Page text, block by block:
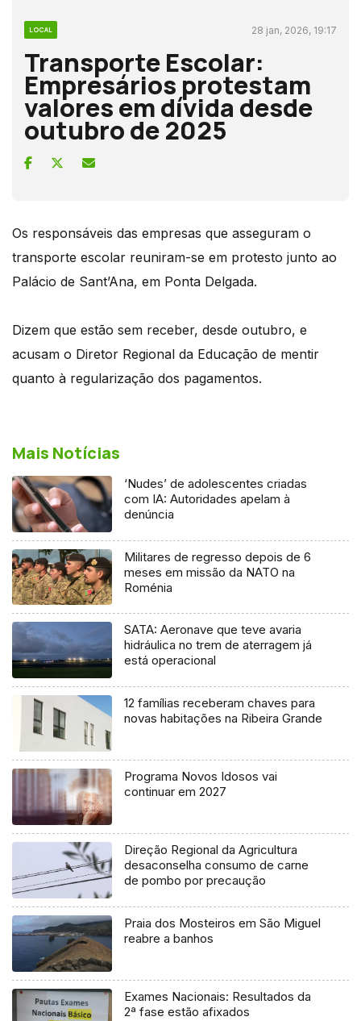
LOCAL 28 jan, 2026, 19:17
Transporte Escolar:
Empresários protestam
valores em dívida desde
outubro de 2025
Os responsáveis das empresas que asseguram o
transporte escolar reuniram-se em protesto junto ao
Palácio de Sant’Ana, em Ponta Delgada.
Dizem que estão sem receber, desde outubro, e
acusam o Diretor Regional da Educação de mentir
quanto à regularização dos pagamentos.
Mais Notícias
‘Nudes’ de adolescentes criadas
com IA: Autoridades apelam à
denúncia
Militares de regresso depois de 6
meses em missão da NATO na
Roménia
SATA: Aeronave que teve avaria
hidráulica no trem de aterragem já
está operacional
12 famílias receberam chaves para
novas habitações na Ribeira Grande
Programa Novos Idosos vai
continuar em 2027
Direção Regional da Agricultura
desaconselha consumo de carne
de pombo por precaução
Praia dos Mosteiros em São Miguel
reabre a banhos
Exames Nacionais: Resultados da
2ª fase estão afixados